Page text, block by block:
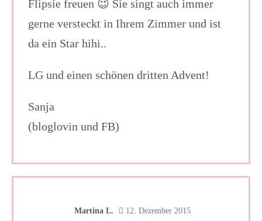
Flipsie freuen 😉 Sie singt auch immer
gerne versteckt in Ihrem Zimmer und ist
da ein Star hihi..
LG und einen schönen dritten Advent!
Sanja
(bloglovin und FB)
Martina L. 12. Dezember 2015